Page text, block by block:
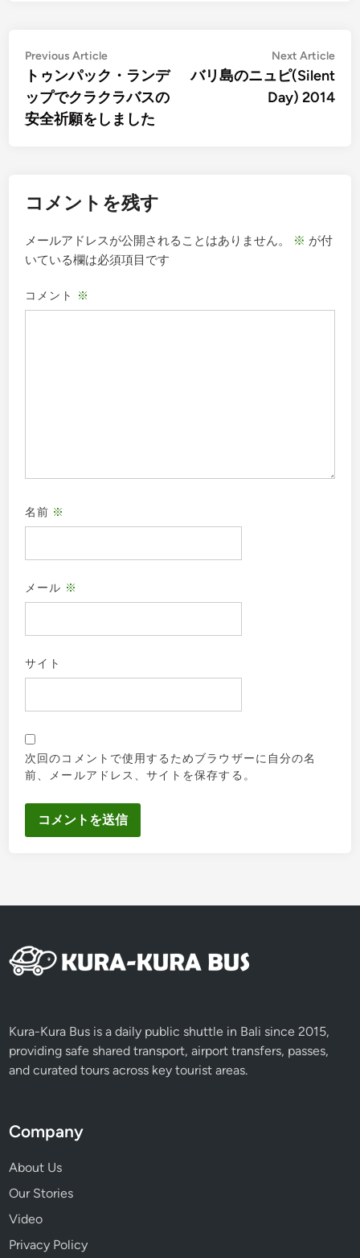
投
稿
ナ
ビ
シ
ョ
ン
Previous ArticlePrevious
article:
トゥンパック・ランデ
ップでクラクラバスの
安全祈願をしました
Next Article
バリ島のニュピ(Silent
Day) 2014
コメントを残す
メールアドレスが公開されることはありません。 ※ が付
いている欄は必須項目です
コメント ※
名前 ※
メール ※
サイト
次回のコメントで使用するためブラウザーに自分の名
前、メールアドレス、サイトを保存する。
Kura-Kura Bus is a daily public shuttle in Bali since 2015,
providing safe shared transport, airport transfers, passes,
and curated tours across key tourist areas.
Company
About Us
Our Stories
Video
Privacy Policy